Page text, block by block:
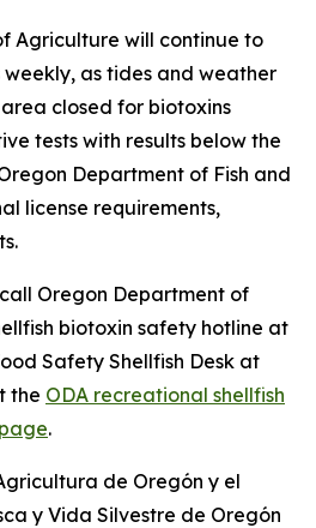
Agriculture will continue to
weekly, as tides and weather
closed for biotoxins
tests with results below the
Department of Fish and
license requirements,
Oregon Department of
biotoxin safety hotline at
Safety Shellfish Desk at
the ODA recreational shellfish
.
de Oregón y el
y Vida Silvestre de Oregón